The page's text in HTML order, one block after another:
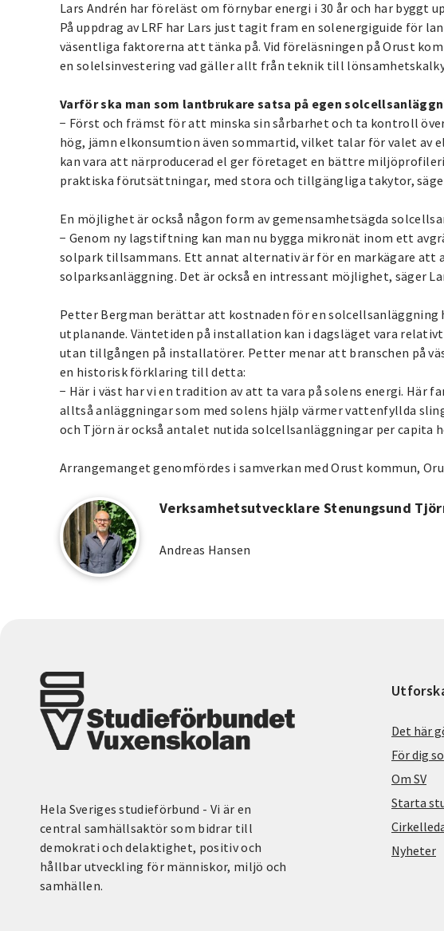
Lars Andrén har föreläst om förnybar energi i 30 år och har byggt
På uppdrag av LRF har Lars just tagit fram en solenergiguide för
väsentliga faktorerna att tänka på. Vid föreläsningen på Orust
en solelsinvestering vad gäller allt från teknik till
Varför ska man som lantbrukare satsa på egen
− Först och främst för att minska sin sårbarhet och ta kontroll
hög, jämn elkonsumtion även sommartid, vilket talar för valet av
kan vara att närproducerad el ger företaget en bättre
praktiska förutsättningar, med stora och tillgängliga takytor,
En möjlighet är också någon form av gemensamhetsägda
− Genom ny lagstiftning kan man nu bygga mikronät inom ett
solpark tillsammans. Ett annat alternativ är för en markägare att
solparksanläggning. Det är också en intressant möjlighet, säger
Petter Bergman berättar att kostnaden för en
utplanande. Väntetiden på installation kan i dagsläget vara
utan tillgången på installatörer. Petter menar att branschen på
en historisk förklaring till detta:
− Här i väst har vi en tradition av att ta vara på solens energi. Här
alltså anläggningar som med solens hjälp värmer vattenfyllda
och Tjörn är också antalet nutida solcellsanläggningar per capita
Arrangemanget genomfördes i samverkan med Orust kommun,
Verksamhetsutvecklare Stenungsund
Andreas Hansen
Hela Sveriges studieförbund - Vi är en
central samhällsaktör som bidrar till
demokrati och delaktighet, positiv och
hållbar utveckling för människor, miljö och
samhällen.
Det här
För dig
Om SV
Starta
Nyheter